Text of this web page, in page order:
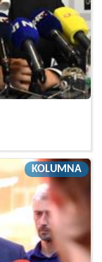
KOLUMNA